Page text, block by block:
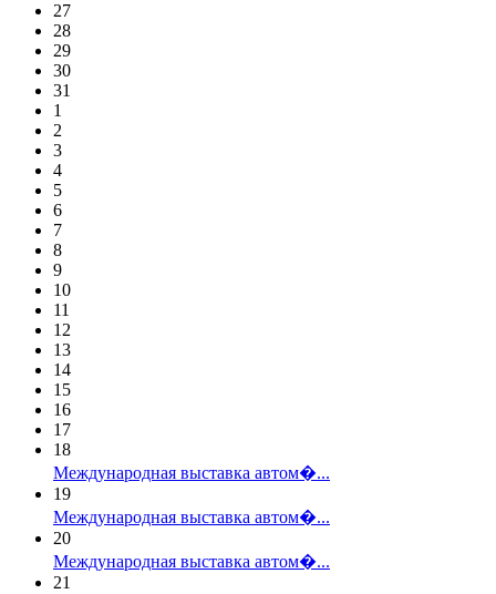
27
28
29
30
31
1
2
3
4
5
6
7
8
9
10
11
12
13
14
15
16
17
18
Международная выставка автом�...
19
Международная выставка автом�...
20
Международная выставка автом�...
21